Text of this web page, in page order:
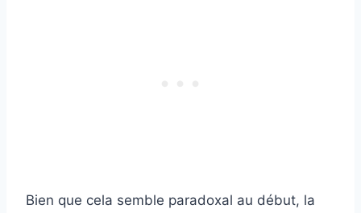
Bien que cela semble paradoxal au début, la